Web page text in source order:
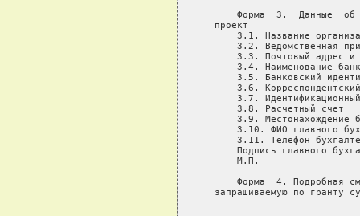
Форма  3.  Данные
   проект
3.1. Название
3.2. Ведомственная
3.3. Почтовый адрес и
3.4. Наименование
3.5. Банковский
3.6.
3.7.
       3.8. Расчетный счет
3.9. Местонахождение
3.10. ФИО главного
3.11. Телефон
Подпись главного
       М.П.
Форма  4. Подробная
запрашиваемую по гранту